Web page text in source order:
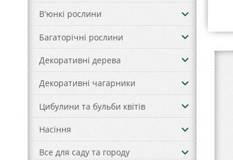
В'юнкі рослини keyboard_arrow_down
Багаторічні рослини keyboard_arrow_down
Декоративні дерева keyboard_arrow_down
Декоративні чагарники keyboard_arrow_down
Цибулини та бульби квітів keyboard_arrow_down
Насіння keyboard_arrow_down
Все для саду та городу keyboard_arrow_down